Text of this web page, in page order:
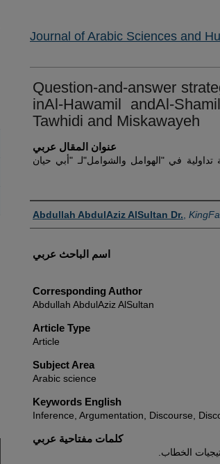
Journal of Arabic Sciences and
Question-and-answer
inAl-Hawamil andAl-
Tawhidi and Miskawayeh
عنوان المقال عربي
تداولية في "الهوامل والشوامل"لـ "أبي حيان
Authors
Abdullah AbdulAziz AlSultan Dr.,
اسم الباحث عربي
Corresponding Author
Abdullah AbdulAziz AlSultan
Article Type
Article
Subject Area
Arabic science
Keywords English
Inference, Argumentation, Discourse,
كلمات مفتاحية عربي
الخطاب.